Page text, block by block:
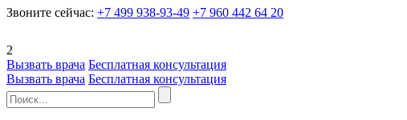
Звоните сейчас: +7 499 938-93-49 +7 960 442 64 20
2
Вызвать врача Бесплатная консультация
Вызвать врача Бесплатная консультация